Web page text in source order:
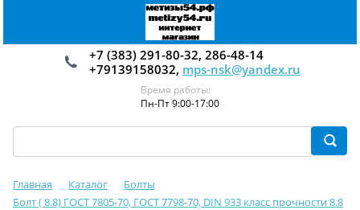
+7 (383) 291-80-32, 286-48-14
+79139158032, mps-nsk@yandex.ru
Время работы:
Пн-Пт 9:00-17:00
Главная Каталог
Болты
Болт ( 8.8) ГОСТ 7805-70, ГОСТ 7798-70, DIN 933 класс прочности 8.8